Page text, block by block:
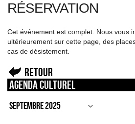
RÉSERVATION
Cet événement est complet. Nous vous
ultérieurement sur cette page, des
cas de désistement.
Retour
Agenda culturel